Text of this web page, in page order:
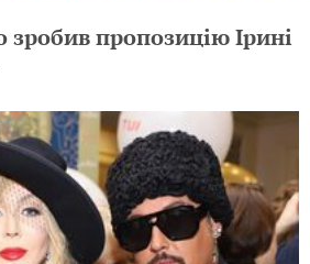
пропозицію Ірині